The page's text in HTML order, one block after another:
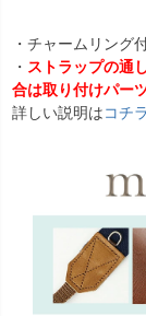
・チャームリング
・ ストラップの通
合は取り付けパー
詳しい説明はコチラ